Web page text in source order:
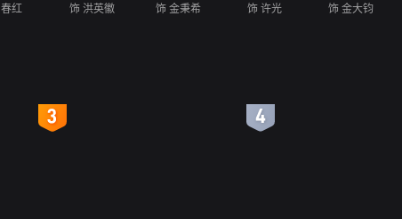
红 饰 洪英徽 饰 金秉希 饰 许光 饰 金大钧